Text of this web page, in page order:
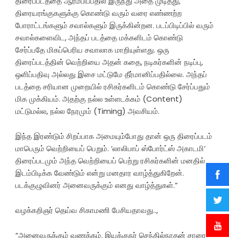
திரையரங்குகளுக்கு கொண்டு வரும் வரை எண்ணற்ற
போராட்டங்களும் சவால்களும் இருக்கின்றன. படப்பிடிப்பில் வரும்
சவால்களைவிட, அந்தப் படத்தை மக்களிடம் கொண்டு
சேர்ப்பதே மிகப்பெரிய சவாலாக மாறியுள்ளது. ஒரு
திரைப்படத்தின் வெற்றியை அதன் கதை, நடிகர்களின் நடிப்பு,
ஒளிப்பதிவு அல்லது இசை மட்டுமே தீர்மானிப்பதில்லை. அந்தப்
படத்தை சரியான முறையில் ரசிகர்களிடம் கொண்டு சேர்ப்பதும்
மிக முக்கியம். அதற்கு நல்ல உள்ளடக்கம் (Content)
மட்டுமல்ல, நல்ல நேரமும் (Timing) அவசியம்.
இந்த இரண்டும் சிறப்பாக அமையும்போது தான் ஒரு திரைப்படம்
மாபெரும் வெற்றியைப் பெறும். ‘லாலிபாப் ஸ்போர்ட்ஸ் அகாடமி’
திரைப்படமும் அந்த வெற்றியைப் பெற்று ரசிகர்களின் மனதில்
இடம்பிடிக்க வேண்டும் என்று மனதார வாழ்த்துகிறேன்.
படக்குழுவினர் அனைவருக்கும் எனது வாழ்த்துகள்.”
வழக்கறிஞர் தெய்வ சிகாமணி பேசியதாவது..,
“அனைவருக்கும் வணக்கம். இயக்குநர் செந்தில்நாதன் சாரை